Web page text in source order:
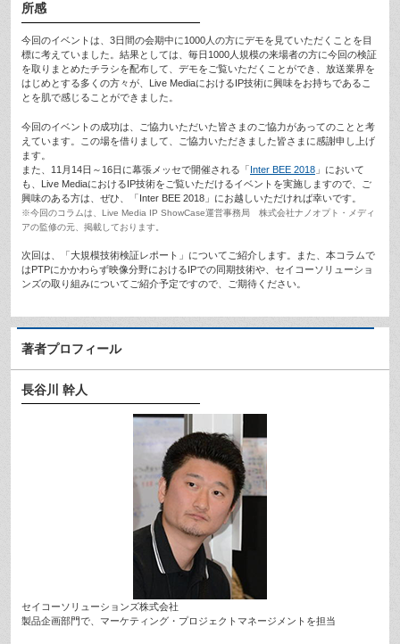
所感
今回のイベントは、3日間の会期中に1000人の方にデモを見ていただくことを目
標に考えていました。結果としては、毎日1000人規模の来場者の方に今回の検証
を取りまとめたチラシを配布して、デモをご覧いただくことができ、放送業界を
はじめとする多くの方々が、Live MediaにおけるIP技術に興味をお持ちであるこ
とを肌で感じることができました。
今回のイベントの成功は、ご協力いただいた皆さまのご協力があってのことと考
えています。この場を借りまして、ご協力いただきました皆さまに感謝申し上げ
ます。
また、11月14日～16日に幕張メッセで開催される「Inter BEE 2018 」において
も、Live MediaにおけるIP技術をご覧いただけるイベントを実施しますので、ご
興味のある方は、ぜひ、「Inter BEE 2018」にお越しいただければ幸いです。
※今回のコラムは、Live Media IP ShowCase運営事務局 株式会社ナノオプト・メディ
アの監修の元、掲載しております。
次回は、「大規模技術検証レポート」についてご紹介します。また、本コラムで
はPTPにかかわらず映像分野におけるIPでの同期技術や、セイコーソリューショ
ンズの取り組みについてご紹介予定ですので、ご期待ください。
著者プロフィール
長谷川 幹人
セイコーソリューションズ株式会社
製品企画部門で、マーケティング・プロジェクトマネージメントを担当